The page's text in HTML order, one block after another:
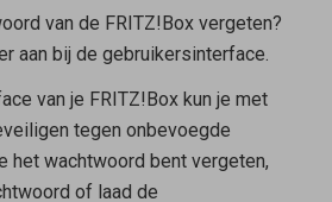
van de FRITZ!Box vergeten?
aan bij de gebruikersinterface.
van je FRITZ!Box kun je met
tegen onbevoegde
het wachtwoord bent vergeten,
of laad de